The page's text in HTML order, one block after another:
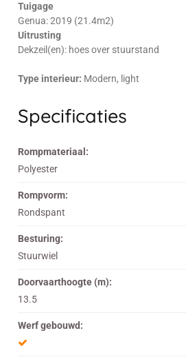
Tuigage
Genua: 2019 (21.4m2)
Uitrusting
Dekzeil(en): hoes over stuurstand
Type interieur: Modern, light
Specificaties
Rompmateriaal:
Polyester
Rompvorm:
Rondspant
Besturing:
Stuurwiel
Doorvaarthoogte (m):
13.5
Werf gebouwd: